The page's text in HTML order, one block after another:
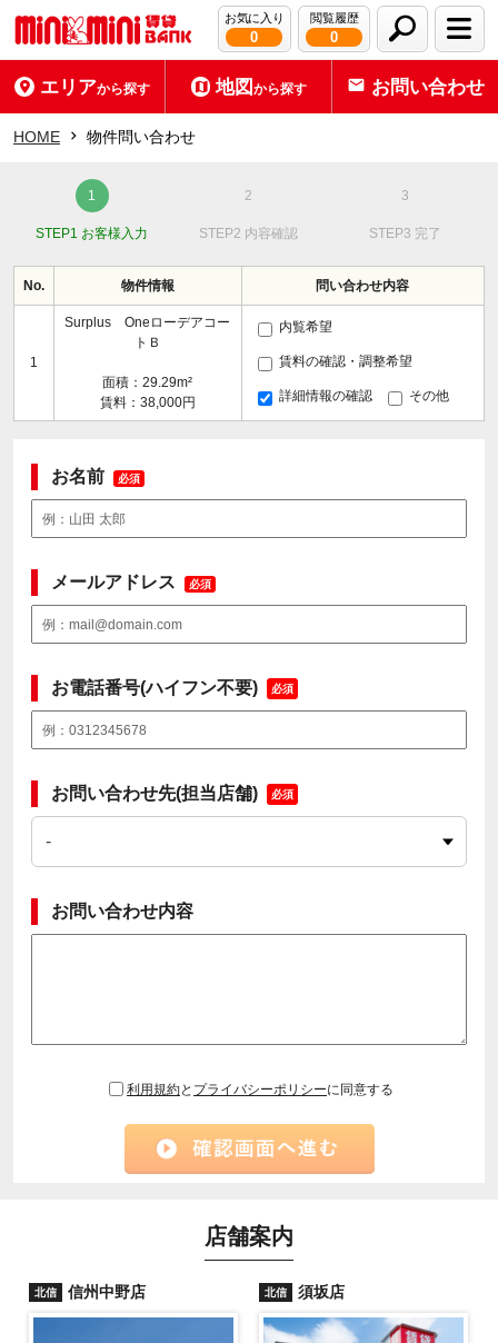
お気に入り
0
閲覧履歴
0
エリアから探す 地図から探す お問い合わせ
HOME 物件問い合わせ
STEP1 お客様入力 STEP2 内容確認 STEP3 完了
No. 物件情報 問い合わせ内容
1
Surplus Oneローデアコー
トＢ
面積：29.29m²
賃料：38,000円
内覧希望
賃料の確認・調整希望
詳細情報の確認 その他
お名前 必須
メールアドレス 必須
お電話番号(ハイフン不要) 必須
お問い合わせ先(担当店舗) 必須
お問い合わせ内容
利用規約と プライバシーポリシーに同意する
店舗案内
北信 信州中野店 北信 須坂店